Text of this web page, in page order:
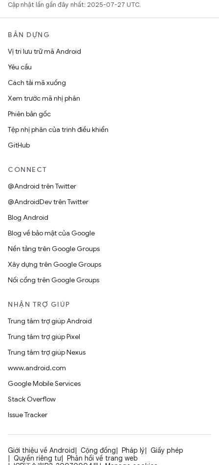
Cập nhật lần gần đây nhất: 2025-07-27 UTC.
BẢN DỰNG
Vị trí lưu trữ mã Android
Yêu cầu
Cách tải mã xuống
Xem trước mã nhị phân
Phiên bản gốc
Tệp nhị phân của trình điều khiển
GitHub
CONNECT
@Android trên Twitter
@AndroidDev trên Twitter
Blog Android
Blog về bảo mật của Google
Nền tảng trên Google Groups
Xây dựng trên Google Groups
Nối cổng trên Google Groups
NHẬN TRỢ GIÚP
Trung tâm trợ giúp Android
Trung tâm trợ giúp Pixel
Trung tâm trợ giúp Nexus
www.android.com
Google Mobile Services
Stack Overflow
Issue Tracker
Giới thiệu về Android Cộng đồng Pháp lý
Giấy phép
Quyền riêng tư
Phản hồi về trang web